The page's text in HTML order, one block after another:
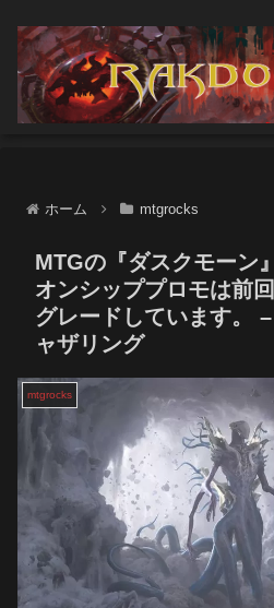
ホーム mtgrocks
MTGの『ダスクモーン
オンシッププロモは前
グレードしています。
ャザリング
mtgrocks